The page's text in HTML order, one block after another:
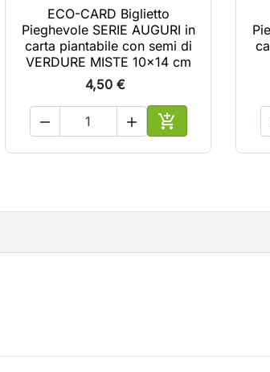
carrello
ECO-CARD Biglietto
Pieghevole SERIE AUGURI in
carta piantabile con semi di
VERDURE MISTE 10x14 cm
4,50 €
  
Aggiungi al